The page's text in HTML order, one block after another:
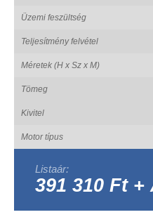
Üzemi feszültség
Teljesítmény felvétel
Méretek (H x Sz x M)
Tömeg
Kivitel
Motor típus
Listaár:
391 310 Ft +